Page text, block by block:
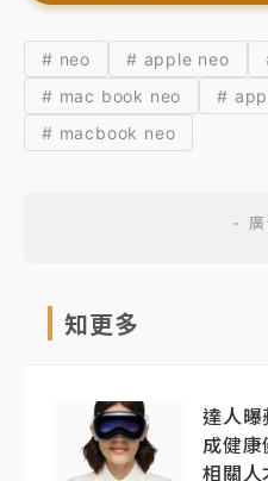
# neo # apple neo
# mac book neo
#
# macbook neo
知更多
達人曝
成健
相關人